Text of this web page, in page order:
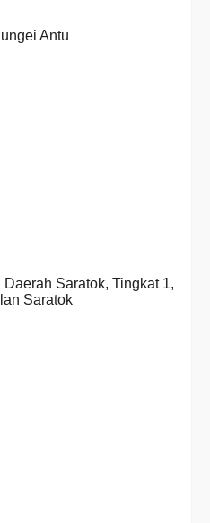
Antu
Saratok, Tingkat 1,
Saratok